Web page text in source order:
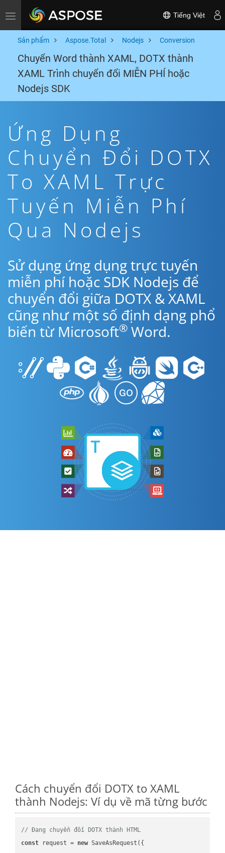
Toggle navigation Tiếng Việt
Sản phẩm Aspose.Total Nodejs Conversion
Chuyển Word thành XAML, DOTX thành
XAML Trình chuyển đổi MIỄN PHÍ hoặc
Nodejs SDK
Ứng Dụng
Chuyển Đổi DOTX
To XAML Trực
Tuyến Miễn Phí
Qua Nodejs
Sử dụng ứng dụng trực tuyến
miễn phí hoặc SDK Nodejs để
chuyển đổi giữa DOTX & XAML
cũng như một số định dạng phổ
biến từ Microsoft® Word.
Cách chuyển đổi DOTX to XAML
thành Nodejs: Ví dụ về mã từng bước
// Đang chuyển đổi DOTX thành HTML
const request = new SaveAsRequest({